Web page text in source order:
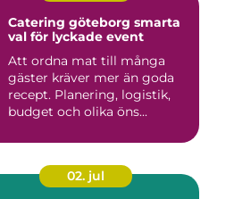
Catering göteborg smarta
val för lyckade event
Att ordna mat till många
gäster kräver mer än goda
recept. Planering, logistik,
budget och olika öns...
02. jul